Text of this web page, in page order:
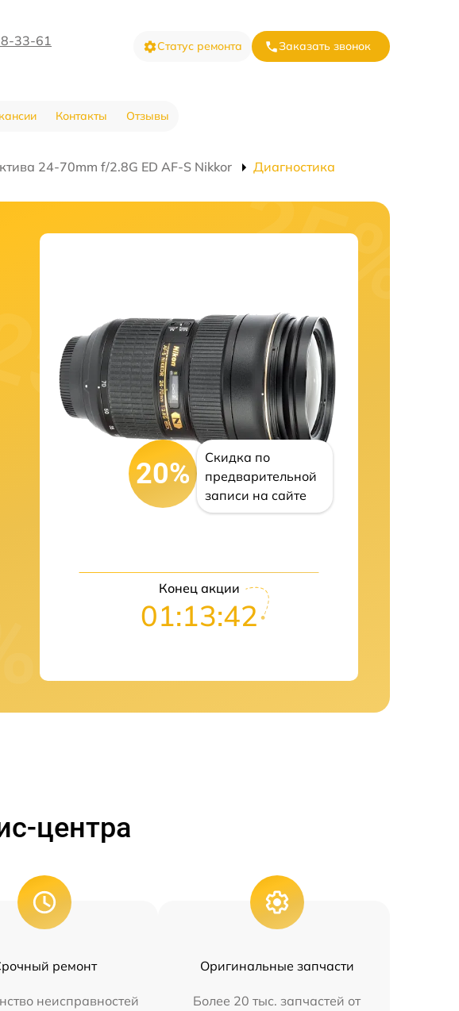
33-61 Статус ремонта Заказать звонок
Контакты Отзывы
24-70mm f/2.8G ED AF-S Nikkor Диагностика
20%
Скидка по
предварительной
записи на сайте
Конец акции
01:13:41
центра
ремонт
неисправностей
Оригинальные запчасти
Более 20 тыс. запчастей от